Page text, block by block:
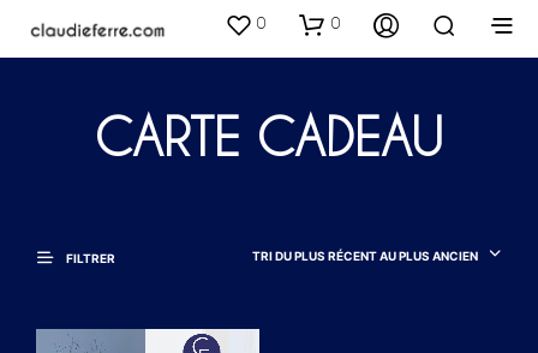
0 0
CARTE CADEAU
FILTRER TRI DU PLUS RÉCENT AU PLUS ANCIEN